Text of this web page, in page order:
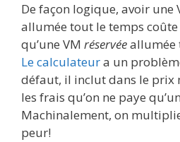
De façon logique, avoir une
allumée tout le temps
qu’une VM réservéeallumée
Le calculateura un
défaut, il inclut dans le prix
les frais qu’on ne paye
Machinalement, on
peur!